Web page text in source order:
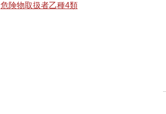
危険物取扱者乙種4類